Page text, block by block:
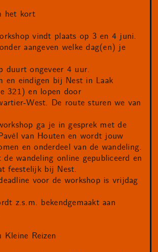
het kort
vindt plaats op 3 en 4 juni.
aangeven welke dag(en) je
duurt ongeveer 4 uur.
en eindigen bij Nest in Laak
321) en lopen door
West. De route sturen we van
ga je in gesprek met de
van Houten en wordt jouw
en onderdeel van de wandeling.
wandeling online gepubliceerd en
feestelijk bij Nest.
voor de workshop is vrijdag
z.s.m. bekendgemaakt aan
Kleine Reizen